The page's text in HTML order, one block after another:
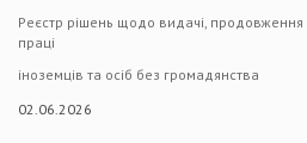
Реєстр рішень щодо видачі, продовження
праці
іноземців та осіб без громадянства
02.06.2026